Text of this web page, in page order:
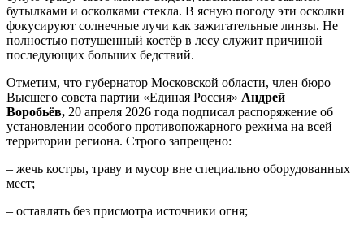
бутылками и осколками стекла. В ясную погоду эти осколки
фокусируют солнечные лучи как зажигательные линзы. Не
полностью потушенный костёр в лесу служит причиной
последующих больших бедствий.
Отметим, что губернатор Московской области, член бюро
Высшего совета партии «Единая Россия» Андрей
Воробьёв, 20 апреля 2026 года подписал распоряжение об
установлении особого противопожарного режима на всей
территории региона. Строго запрещено:
– жечь костры, траву и мусор вне специально оборудованных
мест;
– оставлять без присмотра источники огня;